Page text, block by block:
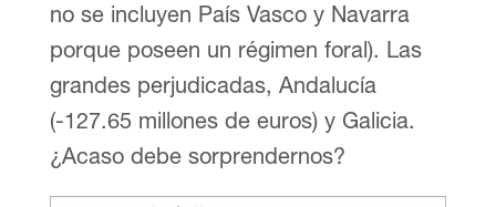
no se incluyen País Vasco y Navarra
porque poseen un régimen foral). Las
grandes perjudicadas, Andalucía
(-127.65 millones de euros) y Galicia.
¿Acaso debe sorprendernos?